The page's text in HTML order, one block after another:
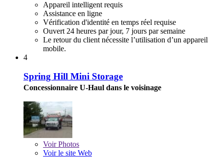
Appareil intelligent requis
Assistance en ligne
Vérification d'identité en temps réel requise
Ouvert 24 heures par jour, 7 jours par semaine
Le retour du client nécessite l’utilisation d’un appareil
mobile.
4
Spring Hill Mini Storage
Concessionnaire U-Haul dans le voisinage
VoirPhotos
Voir le site Web